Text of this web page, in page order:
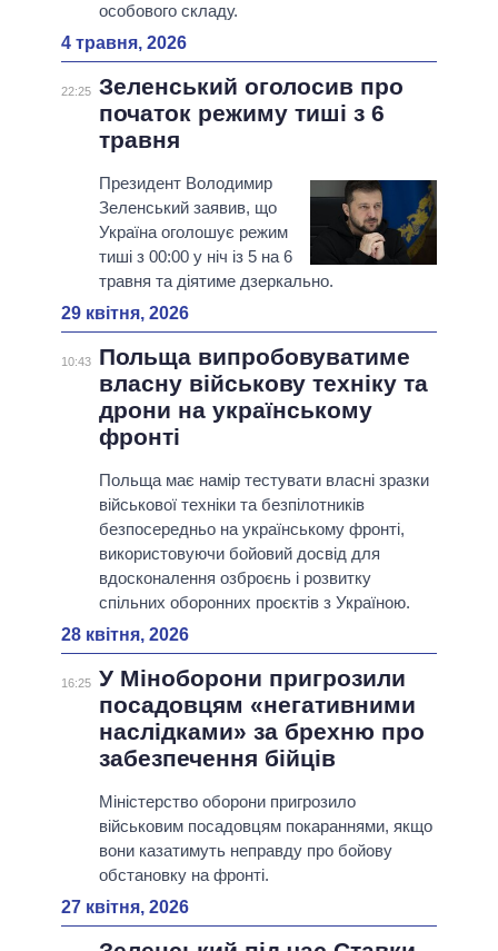
особового складу.
4 травня, 2026
22:25 Зеленський оголосив про
початок режиму тиші з 6
травня
Президент Володимир
Зеленський заявив, що
Україна оголошує режим
тиші з 00:00 у ніч із 5 на 6
травня та діятиме дзеркально.
29 квітня, 2026
10:43
Польща випробовуватиме
власну військову техніку та
дрони на українському
фронті
Польща має намір тестувати власні зразки
військової техніки та безпілотників
безпосередньо на українському фронті,
використовуючи бойовий досвід для
вдосконалення озброєнь і розвитку
спільних оборонних проєктів з Україною.
28 квітня, 2026
16:25 У Міноборони пригрозили
посадовцям «негативними
наслідками» за брехню про
забезпечення бійців
Міністерство оборони пригрозило
військовим посадовцям покараннями, якщо
вони казатимуть неправду про бойову
обстановку на фронті.
27 квітня, 2026